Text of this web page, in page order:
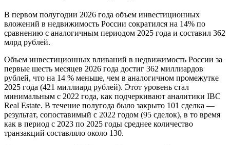
В первом полугодии 2026 года объем инвестиционных
вложений в недвижимость России сократился на 14% по
сравнению с аналогичным периодом 2025 года и составил 362
млрд рублей.
Объем инвестиционных вливаний в недвижимость России за
первые шесть месяцев 2026 года достиг 362 миллиардов
рублей, что на 14 % меньше, чем в аналогичном промежутке
2025 года (421 миллиард рублей). Этот уровень стал
минимальным с 2022 года, как подчеркивают аналитики IBC
Real Estate. В течение полугода было закрыто 101 сделка —
результат, сопоставимый с 2022 годом (95 сделок), в то время
как в период с 2023 по 2025 годы среднее количество
транзакций составляло около 130.